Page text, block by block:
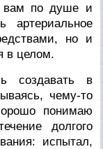
вам по душе и
артериальное
но и
в целом.
создавать в
чему-то
понимаю
долгого
испытал,